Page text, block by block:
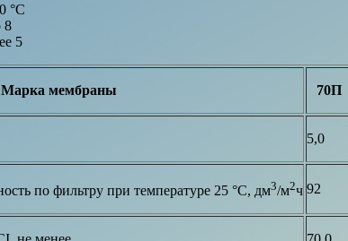
°С
8
5
Марка мембраны 70П
5,0
по фильтру при температуре 25 °С, дм3/м2ч 92